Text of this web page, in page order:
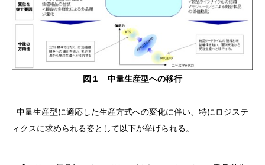
図１ 中量生産型への移行
中量生産型に適応した生産方式への変化に伴い、特にロジステ
ィクスに求められる姿として以下が挙げられる。